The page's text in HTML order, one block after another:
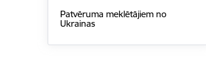
Patvēruma meklētājiem no
Ukrainas